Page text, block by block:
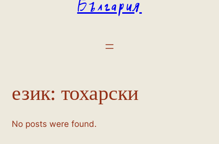
България
език: тохарски
No posts were found.